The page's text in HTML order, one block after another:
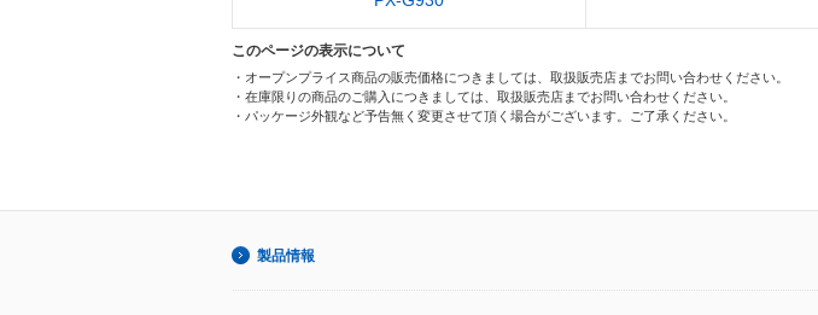
このページの表示について
・オープンプライス商品の販売価格につきましては、取扱販売店までお問い合わせください。
・在庫限りの商品のご購入につきましては、取扱販売店までお問い合わせください。
・パッケージ外観など予告無く変更させて頂く場合がございます。ご了承ください。
製品情報